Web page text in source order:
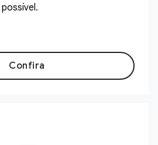
Confira